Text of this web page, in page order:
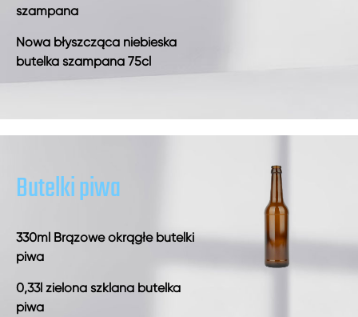
szampana
Nowa błyszcząca niebieska
butelka szampana 75cl
Butelki piwa
330ml Brązowe okrągłe butelki
piwa
0,33l zielona szklana butelka
piwa